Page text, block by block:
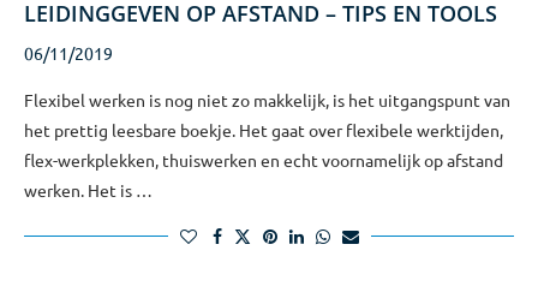
LEIDINGGEVEN OP AFSTAND – TIPS EN TOOLS
06/11/2019
Flexibel werken is nog niet zo makkelijk, is het uitgangspunt van
het prettig leesbare boekje. Het gaat over flexibele werktijden,
flex-werkplekken, thuiswerken en echt voornamelijk op afstand
werken. Het is …